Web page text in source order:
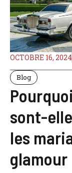
OCTOBRE 16, 2024
Blog
sont-
les
glamour